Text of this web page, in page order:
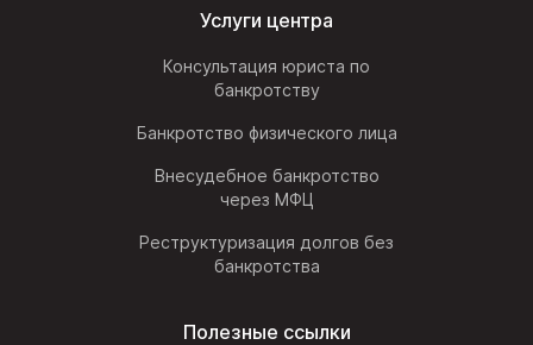
Услуги центра
Консультация юриста по
банкротству
Банкротство физического лица
Внесудебное банкротство
через МФЦ
Реструктуризация долгов без
банкротства
Полезные ссылки